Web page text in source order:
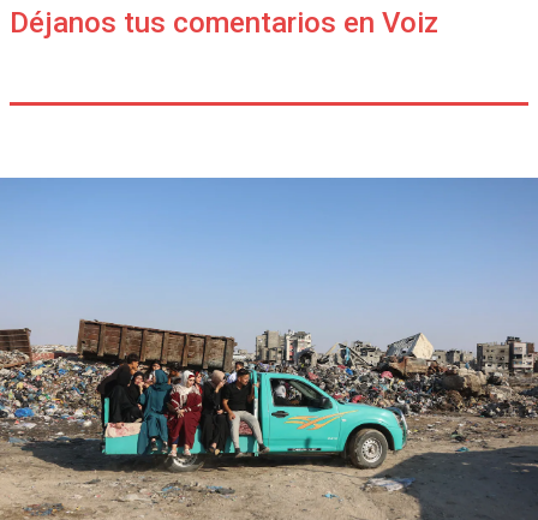
Déjanos tus comentarios en Voiz